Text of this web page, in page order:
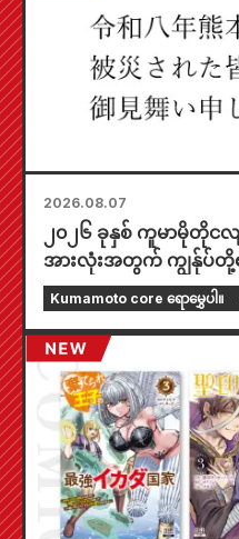
2026.08.07
၂၀၂၆ ခုနှစ် ကူမာမိုတိုင
အားလုံးအတွက် ကျွန်ုပ်တို့
ဖော်ပြအပ်ပါသည်။
Kumamoto core ရောမွှေပါ။